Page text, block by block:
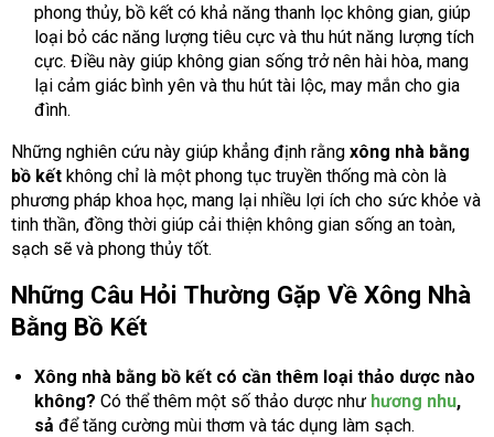
phong thủy, bồ kết có khả năng thanh lọc không gian, giúp
loại bỏ các năng lượng tiêu cực và thu hút năng lượng tích
cực. Điều này giúp không gian sống trở nên hài hòa, mang
lại cảm giác bình yên và thu hút tài lộc, may mắn cho gia
đình.
Những nghiên cứu này giúp khẳng định rằng xông nhà bằng
bồ kết không chỉ là một phong tục truyền thống mà còn là
phương pháp khoa học, mang lại nhiều lợi ích cho sức khỏe và
tinh thần, đồng thời giúp cải thiện không gian sống an toàn,
sạch sẽ và phong thủy tốt.
Những Câu Hỏi Thường Gặp Về Xông Nhà
Bằng Bồ Kết
Xông nhà bằng bồ kết có cần thêm loại thảo dược nào
không? Có thể thêm một số thảo dược như hương nhu,
sả để tăng cường mùi thơm và tác dụng làm sạch.